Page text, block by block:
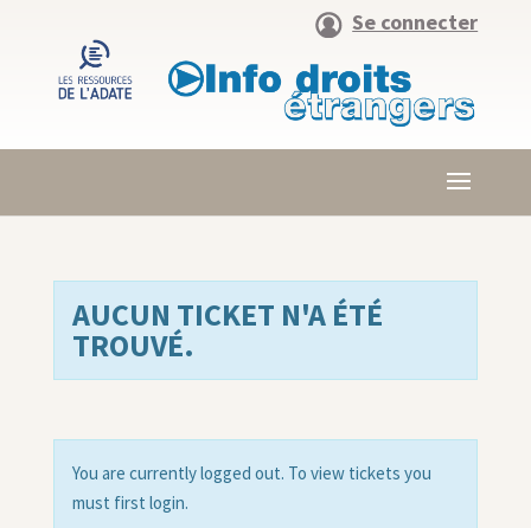
Se connecter
AUCUN TICKET N'A ÉTÉ
TROUVÉ.
You are currently logged out. To view tickets you
must first login.